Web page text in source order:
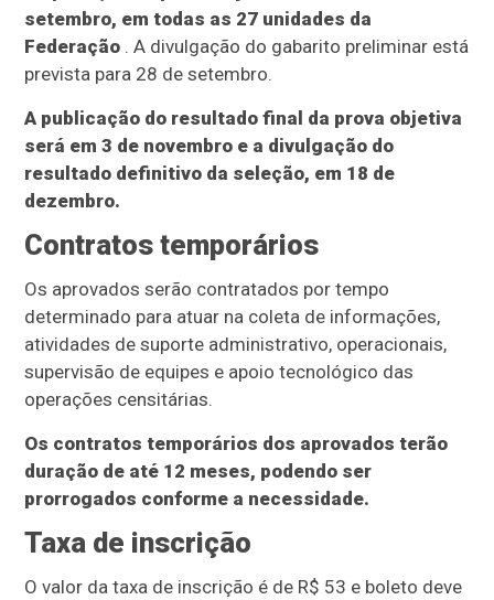
setembro, em todas as 27 unidades da
Federação . A divulgação do gabarito preliminar está
prevista para 28 de setembro.
A publicação do resultado final da prova objetiva
será em 3 de novembro e a divulgação do
resultado definitivo da seleção, em 18 de
dezembro.
Contratos temporários
Os aprovados serão contratados por tempo
determinado para atuar na coleta de informações,
atividades de suporte administrativo, operacionais,
supervisão de equipes e apoio tecnológico das
operações censitárias.
Os contratos temporários dos aprovados terão
duração de até 12 meses, podendo ser
prorrogados conforme a necessidade.
Taxa de inscrição
O valor da taxa de inscrição é de R$ 53 e boleto deve